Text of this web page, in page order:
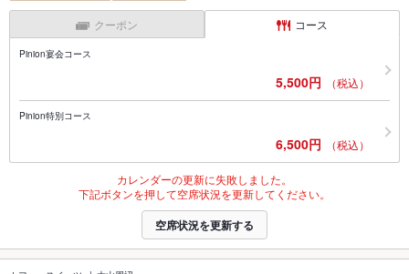
クーポン コース
Pinion宴会コース
5,500円 （税込）
Pinion特別コース
6,500円 （税込）
カレンダーの更新に失敗しました。
下記ボタンを押して空席状況を更新してください。
空席状況を更新する